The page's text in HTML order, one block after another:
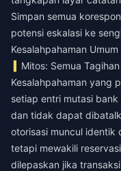
Simpan semua
potensi eskalasi ke
Kesalahpahaman
Mitos: Semua
Kesalahpahaman yang
setiap entri mutasi
dan tidak dapat
otorisasi muncul identik
tetapi mewakili
dilepaskan jika